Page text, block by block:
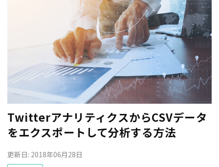
TwitterアナリティクスからCSVデータ
をエクスポートして分析する方法
更新日: 2018年06月28日